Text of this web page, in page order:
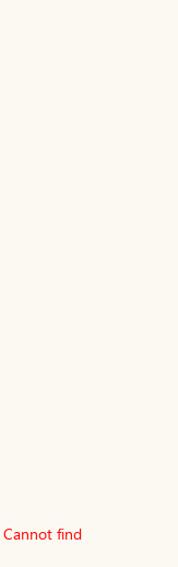
Cannot find